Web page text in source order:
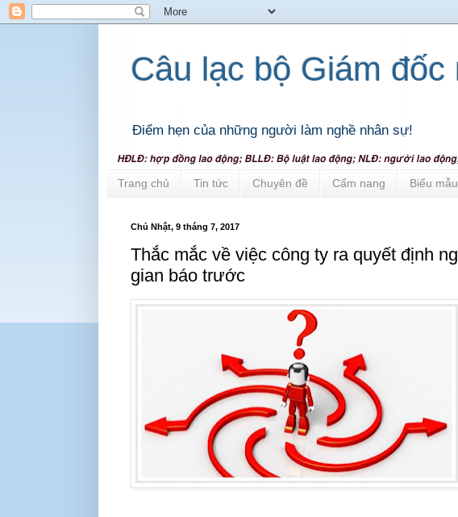
Câu lạc bộ Giám đốc
Điểm hẹn của những người làm nghề nhân sự!
Trang chủ Tin tức Chuyên đề Cẩm nang Biểu mẫu
Chủ Nhật, 9 tháng 7, 2017
Thắc mắc về việc công ty ra quyết định
gian báo trước